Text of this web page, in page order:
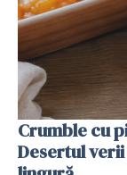
Crumble cu
Desertul